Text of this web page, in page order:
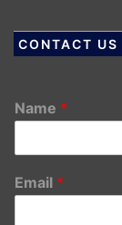
CONTACT US
Name *
Email *